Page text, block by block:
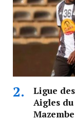
Ligue
Aigles du